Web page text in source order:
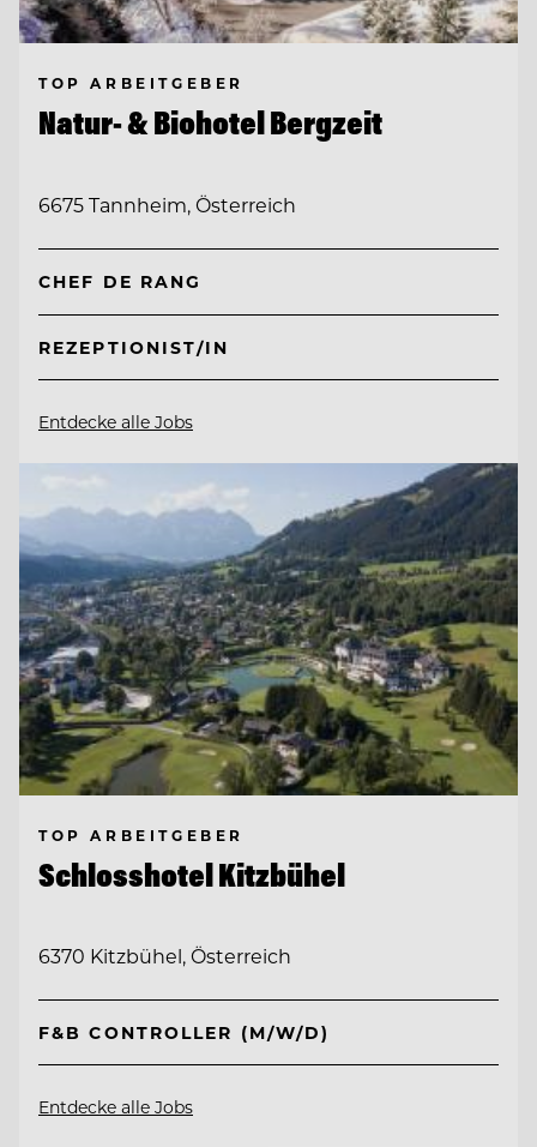
TOP ARBEITGEBER
Natur- & Biohotel Bergzeit
6675 Tannheim, Österreich
CHEF DE RANG
REZEPTIONIST/IN
Entdecke alle Jobs
TOP ARBEITGEBER
Schlosshotel Kitzbühel
6370 Kitzbühel, Österreich
F&B CONTROLLER (M/W/D)
Entdecke alle Jobs